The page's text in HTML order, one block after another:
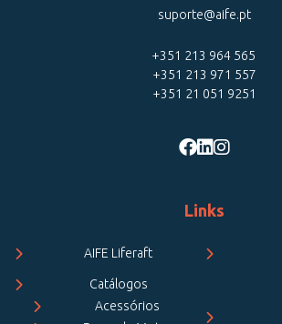
suporte@aife.pt
+351 213 964 565
+351 213 971 557
+351 21 051 9251
Links
AIFE Liferaft
Catálogos
Acessórios